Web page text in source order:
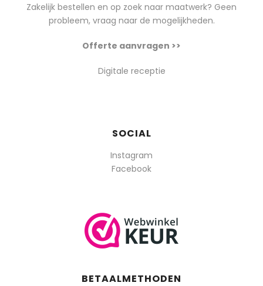
Zakelijk bestellen en op zoek naar maatwerk? Geen
probleem, vraag naar de mogelijkheden.
Offerte aanvragen >>
Digitale receptie
SOCIAL
Instagram
Facebook
BETAALMETHODEN